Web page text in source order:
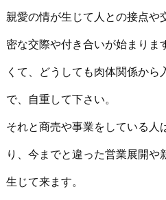
親愛の情が生じて人との接点や
密な交際や付き合いが始まりま
くて、どうしても肉体関係か
で、自重して下さい。
それと商売や事業をしている人
り、今までと違った営業展開
生じて来ます。